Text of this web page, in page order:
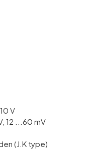
V
12 ...60 mV
(J.K type)